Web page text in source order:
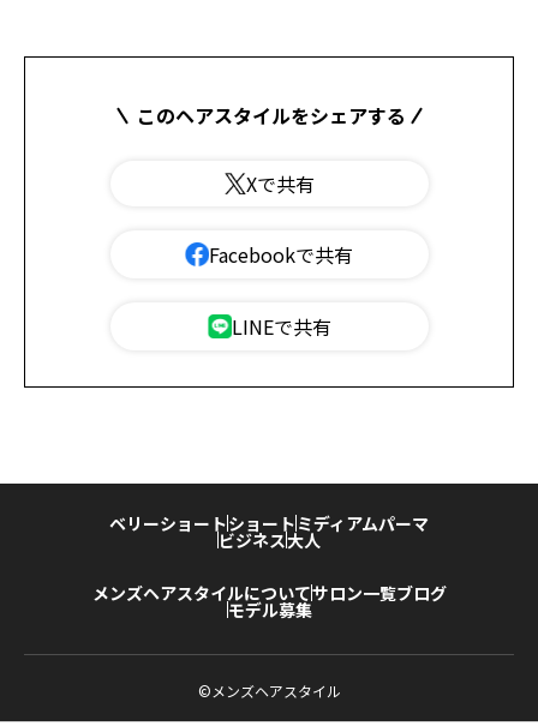
このヘアスタイルをシェアする
Xで共有
Facebookで共有
LINEで共有
ベリーショートショート ミディアムパーマ
ビジネス大人
メンズヘアスタイルについてサロン一覧ブログ
モデル募集
©メンズヘアスタイル